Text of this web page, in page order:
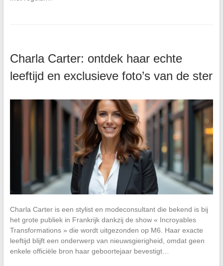
Charla Carter: ontdek haar echte
leeftijd en exclusieve foto’s van de ster
Charla Carter is een stylist en modeconsultant die bekend is bij
het grote publiek in Frankrijk dankzij de show « Incroyables
Transformations » die wordt uitgezonden op M6. Haar exacte
leeftijd blijft een onderwerp van nieuwsgierigheid, omdat geen
enkele officiële bron haar geboortejaar bevestigt…